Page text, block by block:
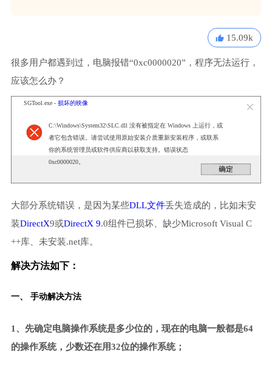
15.09k
很多用户都遇到过，电脑报错“0xc0000020”，程序无法运行，
应该怎么办？
SGTool.exe - 损坏的映像
C:\Windows\System32\SLC.dll 没有被指定在 Windows 上运行，或
者它包含错误。请尝试使用原始安装介质重新安装程序，或联系
你的系统管理员或软件供应商以获取支持。错误状态
0xc0000020。
大部分系统错误，是因为某些DLL文件丢失造成的，比如未安
装DirectX9或DirectX 9.0组件已损坏、缺少Microsoft Visual C
++库、未安装.net库。
解决方法如下：
一、 手动解决方法
1、先确定电脑操作系统是多少位的，现在的电脑一般都是64
的操作系统，少数还在用32位的操作系统；